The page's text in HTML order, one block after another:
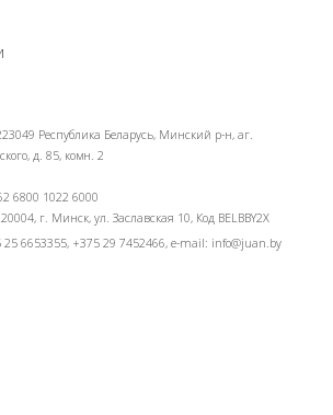
Республика Беларусь, Минский р-н, аг.
д. 85, комн. 2
6800 1022 6000
г. Минск, ул. Заславская 10, Код BELBBY2X
6653355, +375 29 7452466, e-mail: info@juan.by